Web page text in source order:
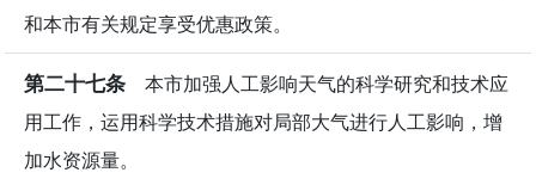
和本市有关规定享受优惠政策。
第二十七条 本市加强人工影响天气的科学研究和技术应
用工作，运用科学技术措施对局部大气进行人工影响，增
加水资源量。